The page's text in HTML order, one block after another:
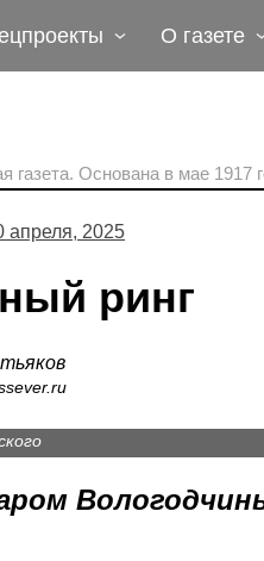
О газете
газета. Основана в мае 1917
апреля, 2025
ринг
приготовленных